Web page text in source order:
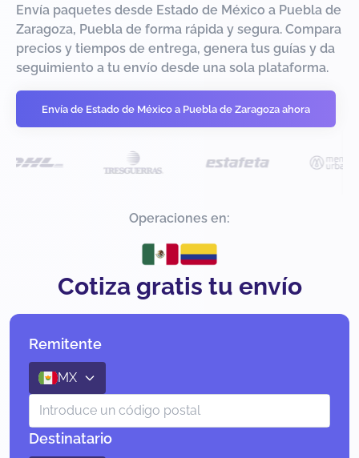
Envía paquetes desde Estado de México a Puebla de
Zaragoza, Puebla de forma rápida y segura. Compara
precios y tiempos de entrega, genera tus guías y da
seguimiento a tu envío desde una sola plataforma.
Envía de Estado de México a Puebla de Zaragoza ahora
Operaciones en:
Cotiza gratis tu envío
Remitente
MX
Destinatario